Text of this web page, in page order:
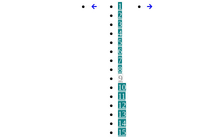
1
2
3
4
5
6
7
8
9
10
11
12
13
14
15